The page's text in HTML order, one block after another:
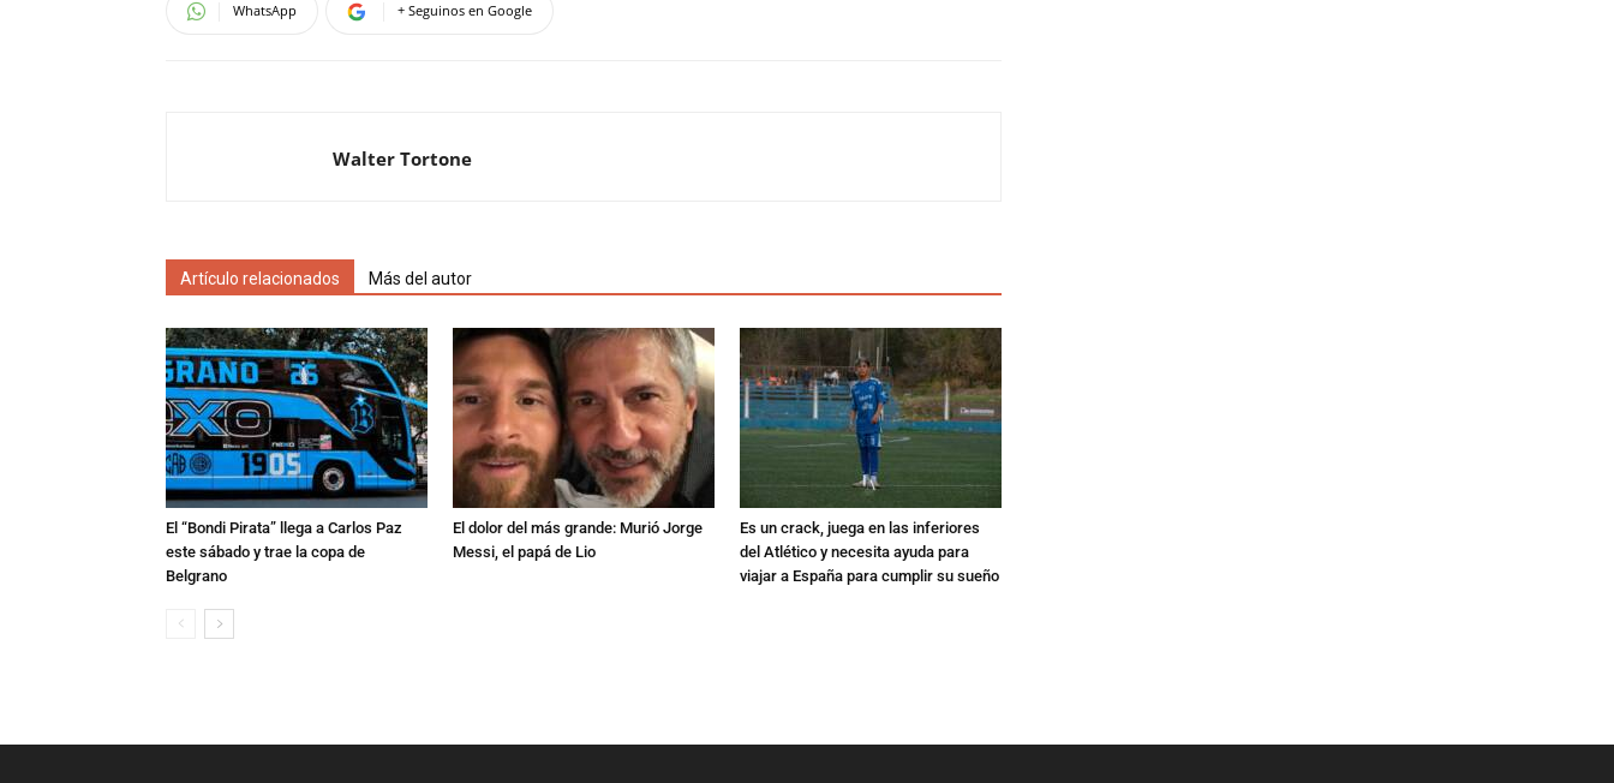
WhatsApp + Seguinos en Google
Walter Tortone
Artículo relacionados Más del autor
El “Bondi Pirata” llega a Carlos Paz
este sábado y trae la copa de
Belgrano
El dolor del más grande: Murió Jorge
Messi, el papá de Lio
Es un crack, juega en las inferiores
del Atlético y necesita ayuda para
viajar a España para cumplir su sueño